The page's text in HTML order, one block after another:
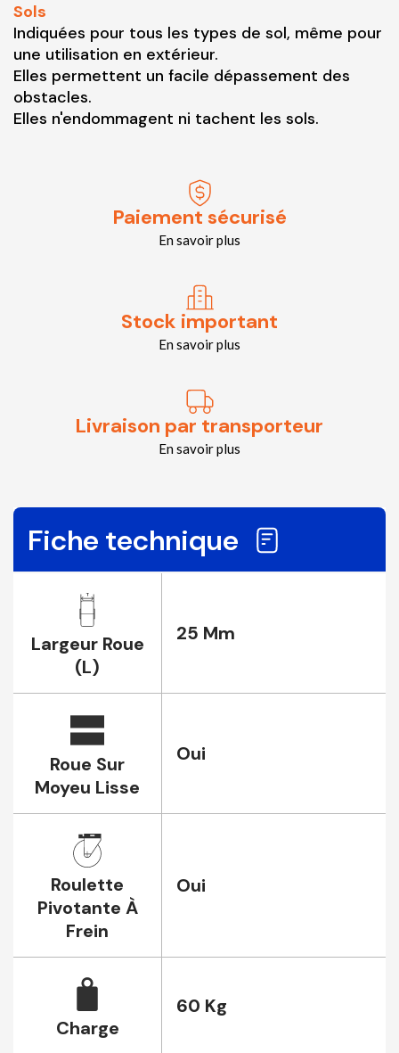
Sols
Indiquées pour tous les types de sol, même pour
une utilisation en extérieur.
Elles permettent un facile dépassement des
obstacles.
Elles n'endommagent ni tachent les sols.
Paiement sécurisé
En savoir plus
Stock important
En savoir plus
Livraison par transporteur
En savoir plus
Fiche technique
Largeur Roue
(L)
25 Mm
Roue Sur
Moyeu Lisse
Oui
Roulette
Pivotante À
Frein
Oui
Charge
60 Kg